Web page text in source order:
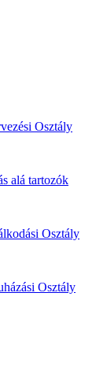
Osztály
alá tartozók
Osztály
Osztály